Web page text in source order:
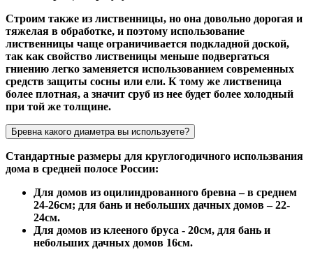
Строим также из лиственницы, но она довольно дорогая и
тяжелая в обработке, и поэтому использование
лиственницы чаще ограничивается подкладной доской,
так как свойство лиственицы меньше подвергаться
гниению легко заменяется использованием современных
средств защиты сосны или ели. К тому же лиственица
более плотная, а значит сруб из нее будет более холодный
при той же толщине.
Бревна какого диаметра вы используете?
Стандартные размеры для круглогодичного использвания
дома в средней полосе России:
Для домов из оцилиндрованного бревна – в среднем
24-26см; для бань и небольших дачных домов – 22-
24см.
Для домов из клееного бруса - 20см, для бань и
небольших дачных домов 16см.